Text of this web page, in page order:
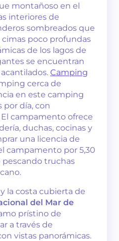
montañoso en el
interiores de
sombreados que
poco profundas
de los lagos de
se encuentran
Camping
cerca de
en este camping
por día, con
campamento ofrece
duchas, cocinas y
una licencia de
campamento por 5,30
pescando truchas
la costa cubierta de
del Mar de
prístino de
a través de
vistas panorámicas.